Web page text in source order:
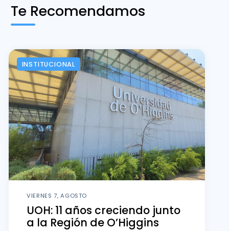
Te Recomendamos
INSTITUCIONAL
VIERNES 7, AGOSTO
UOH: 11 años creciendo junto
a la Región de O’Higgins